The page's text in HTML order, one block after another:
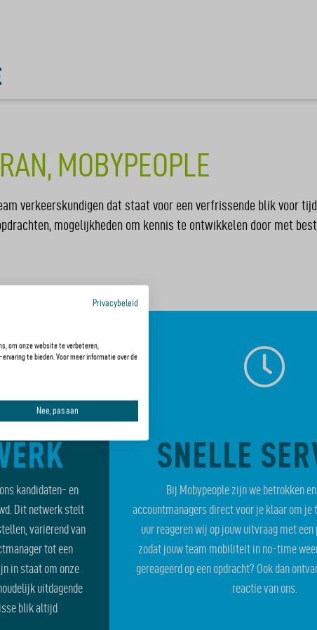
MOBYPEOPLE
verkeerskundigen dat staat voor een verfrissende blik voor
mogelijkheden om kennis te ontwikkelen door met
kandidaten- en
Dit netwerk stelt
variërend van
tot een
in staat om onze
uitdagende
blik altijd
SNELLE
Bij Mobypeople zijn we betrokken
accountmanagers direct voor je klaar om je
uur reageren wij op jouw uitvraag met een
zodat jouw team mobiliteit in no-time
gereageerd op een opdracht? Ook dan
reactie van ons.
Privacybeleid
om onze website te verbeteren,
te bieden. Voor meer informatie over de
Nee, pas aan